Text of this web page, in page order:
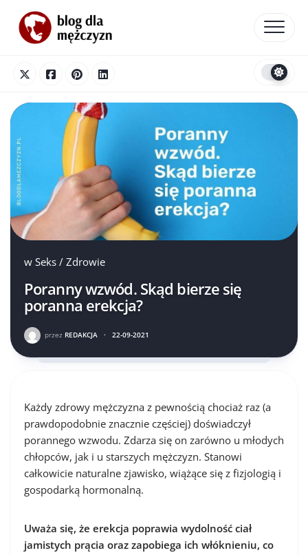
content
w Seks / Zdrowie
Poranny wzwód. Skąd bierze się
poranna erekcja?
przez REDAKCJA · 22-09-2021
Każdy zdrowy mężczyzna z pewnością chociaż raz (a
prawdopodobnie znacznie częściej) doświadczył
porannego wzwodu. Zdarza się on zarówno u młodych
chłopców, jak i u starszych mężczyzn. Stanowi
całkowicie naturalne zjawisko, wiążące się z fizjologią i
gospodarką hormonalną.
Uważa się, że erekcja poprawia wydolność ciał
jamistych prącia oraz zapobiega ich włóknieniu, co